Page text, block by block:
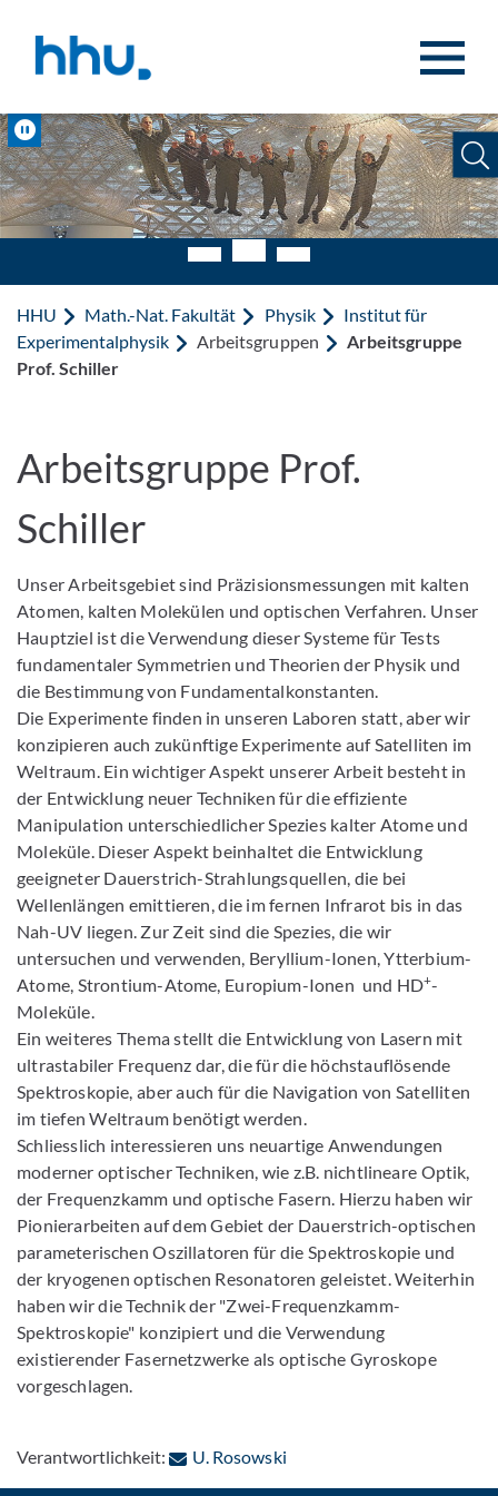
Pause
HHU Math.-Nat. Fakultät Physik
Institut für
Experimentalphysik
Arbeitsgruppen
Arbeitsgruppe
Prof. Schiller
Arbeitsgruppe Prof.
Schiller
Unser Arbeitsgebiet sind Präzisionsmessungen mit kalten
Atomen, kalten Molekülen und optischen Verfahren. Unser
Hauptziel ist die Verwendung dieser Systeme für Tests
fundamentaler Symmetrien und Theorien der Physik und
die Bestimmung von Fundamentalkonstanten.
Die Experimente finden in unseren Laboren statt, aber wir
konzipieren auch zukünftige Experimente auf Satelliten im
Weltraum. Ein wichtiger Aspekt unserer Arbeit besteht in
der Entwicklung neuer Techniken für die effiziente
Manipulation unterschiedlicher Spezies kalter Atome und
Moleküle. Dieser Aspekt beinhaltet die Entwicklung
geeigneter Dauerstrich-Strahlungsquellen, die bei
Wellenlängen emittieren, die im fernen Infrarot bis in das
Nah-UV liegen. Zur Zeit sind die Spezies, die wir
untersuchen und verwenden, Beryllium-Ionen, Ytterbium-
Atome, Strontium-Atome, Europium-Ionen und HD+-
Moleküle.
Ein weiteres Thema stellt die Entwicklung von Lasern mit
ultrastabiler Frequenz dar, die für die höchstauflösende
Spektroskopie, aber auch für die Navigation von Satelliten
im tiefen Weltraum benötigt werden.
Schliesslich interessieren uns neuartige Anwendungen
moderner optischer Techniken, wie z.B. nichtlineare Optik,
der Frequenzkamm und optische Fasern. Hierzu haben wir
Pionierarbeiten auf dem Gebiet der Dauerstrich-optischen
parameterischen Oszillatoren für die Spektroskopie und
der kryogenen optischen Resonatoren geleistet. Weiterhin
haben wir die Technik der "Zwei-Frequenzkamm-
Spektroskopie" konzipiert und die Verwendung
existierender Fasernetzwerke als optische Gyroskope
vorgeschlagen.
Verantwortlichkeit: U. Rosowski: Per E-Mail kontaktieren